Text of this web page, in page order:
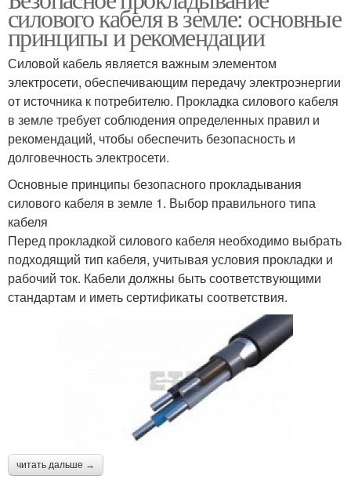
силового кабеля в земле: основные
принципы и рекомендации
Силовой кабель является важным элементом
электросети, обеспечивающим передачу электроэнергии
от источника к потребителю. Прокладка силового кабеля
в земле требует соблюдения определенных правил и
рекомендаций, чтобы обеспечить безопасность и
долговечность электросети.
Основные принципы безопасного прокладывания
силового кабеля в земле 1. Выбор правильного типа
кабеля
Перед прокладкой силового кабеля необходимо выбрать
подходящий тип кабеля, учитывая условия прокладки и
рабочий ток. Кабели должны быть соответствующими
стандартам и иметь сертификаты соответствия.
читать дальше →